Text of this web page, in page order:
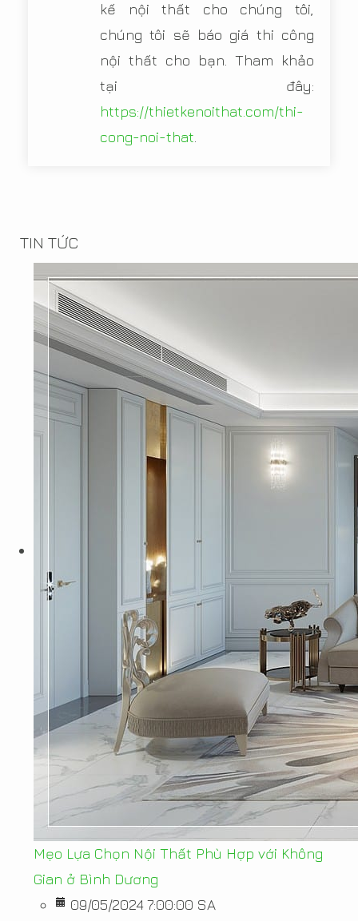
kế nội thất cho chúng tôi,
chúng tôi sẽ báo giá thi công
nội thất cho bạn. Tham khảo
tại đây:
https://thietkenoithat.com/thi-
cong-noi-that
TIN TỨC
Mẹo Lựa Chọn Nội Thất Phù Hợp với Không
Gian ở Bình Dương
09/05/2024 7:00:00 SA